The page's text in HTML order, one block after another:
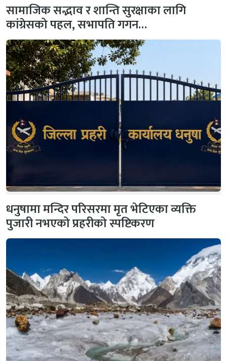
सामाजिक सद्भाव र शान्ति सुरक्षाका लागि
कांग्रेसको पहल, सभापति गगन…
धनुषामा मन्दिर परिसरमा मृत भेटिएका व्यक्ति
पुजारी नभएको प्रहरीको स्पष्टिकरण